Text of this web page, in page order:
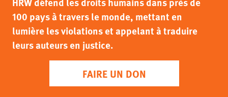
100 pays à travers le monde, mettant en
lumière les violations et appelant à traduire
leurs auteurs en justice.
FAIRE UN DON